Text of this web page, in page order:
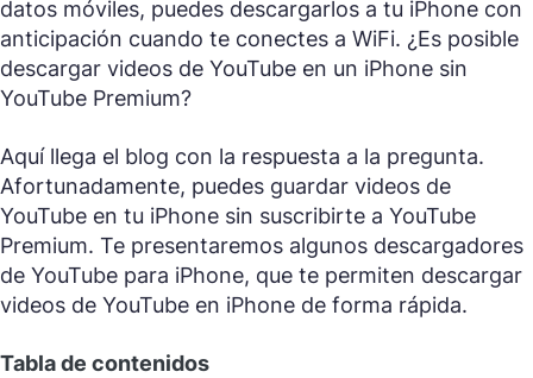
datos móviles, puedes descargarlos a tu iPhone con
anticipación cuando te conectes a WiFi. ¿Es posible
descargar videos de YouTube en un iPhone sin
YouTube Premium?
Aquí llega el blog con la respuesta a la pregunta.
Afortunadamente, puedes guardar videos de
YouTube en tu iPhone sin suscribirte a YouTube
Premium. Te presentaremos algunos descargadores
de YouTube para iPhone, que te permiten descargar
videos de YouTube en iPhone de forma rápida.
Tabla de contenidos